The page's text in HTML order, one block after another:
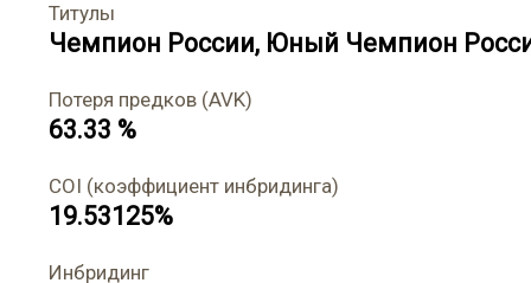
Титулы
Чемпион России, Юный Чемпион
Потеря предков (AVK)
63.33 %
COI (коэффициент инбридинга)
19.53125%
Инбридинг